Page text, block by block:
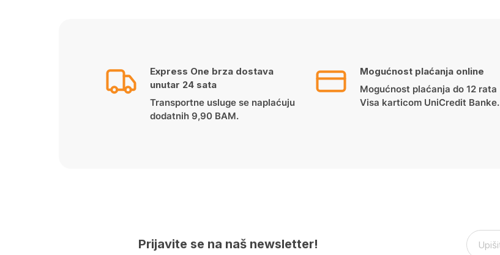
Express One brza dostava
unutar 24 sata
Transportne usluge se naplaćuju
dodatnih 9,90 BAM.
Mogućnost plaćanja online
Mogućnost plaćanja do 12 rata
Visa karticom UniCredit Banke.
Prijavite se na naš newsletter!